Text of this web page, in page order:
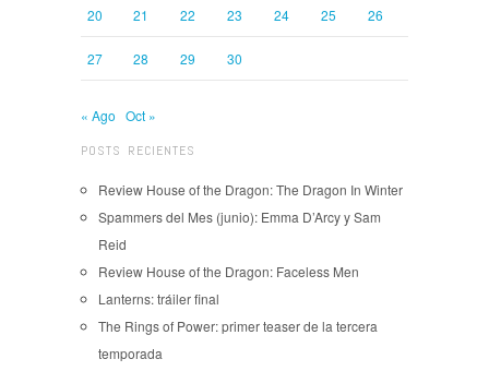
20 21 22 23 24 25 26
27 28 29 30
« Ago Oct »
POSTS RECIENTES
Review House of the Dragon: The Dragon In Winter
Spammers del Mes (junio): Emma D’Arcy y Sam
Reid
Review House of the Dragon: Faceless Men
Lanterns: tráiler final
The Rings of Power: primer teaser de la tercera
temporada